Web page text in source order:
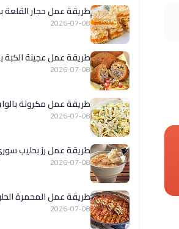
طريقة عمل حجار
2026-07-08
طريقة عمل عجينة الكبة
2026-07-08
طريقة عمل مكرونة
2026-07-08
طريقة عمل رز بحليب سوري بـ 5
2026-07-08
طريقة عمل المحمرة
2026-07-08